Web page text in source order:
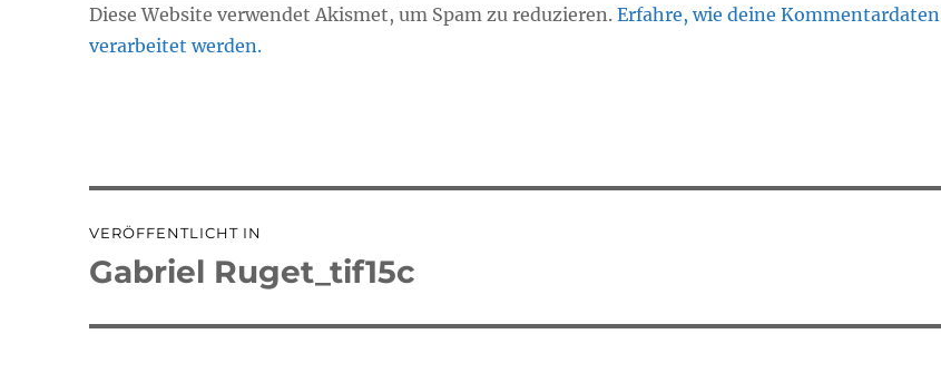
Diese Website verwendet Akismet, um Spam zu reduzieren.Erfahre, wie deine Kommentardaten
verarbeitet werden.
VERÖFFENTLICHT IN
Gabriel Ruget_tif15c